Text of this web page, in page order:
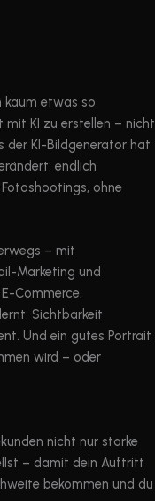
kaum etwas so
KI zu erstellen – nicht
der KI-Bildgenerator hat
endlich
ohne
– mit
Marketing und
Commerce,
Sichtbarkeit
Und ein gutes Portrait
wird – oder
nicht nur starke
– damit dein Auftritt
bekommen und du